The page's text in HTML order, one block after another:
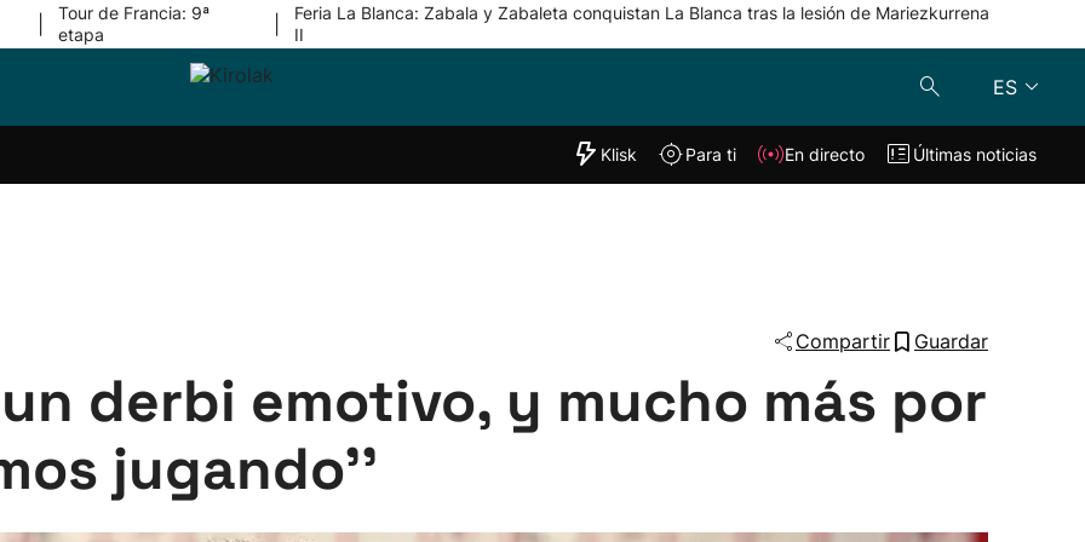
Tour de Francia: 9ª
etapa
Feria La Blanca: Zabala y Zabaleta conquistan La Blanca tras la lesión de Mariezkurrena
II
ES
Equipos
"Helmuga"
Klisk En directo
Klisk Para ti En directo Últimas noticias
Compartir Guardar
derbi emotivo, y mucho más por
jugando''